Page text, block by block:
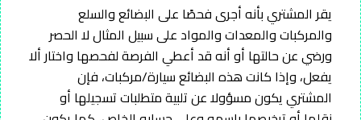
يقر المشتري بأنه أجرى فحصًا على البضائع والسلع
والمركبات والمعدات والمواد على سبيل المثال لا الحصر
ورضي عن حالتها أو أنه قد أعطي الفرصة لفحصها واختار ألا
يفعل، وإذا كانت هذه البضائع سيارة/مركبات، فإن
المشتري يكون مسؤولا عن تلبية متطلبات تسجيلها أو